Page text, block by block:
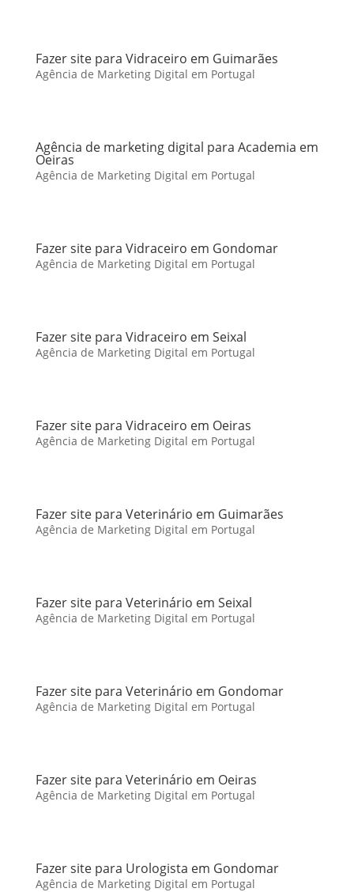
Fazer site para Vidraceiro em Guimarães
Agência de Marketing Digital em Portugal
Agência de marketing digital para Academia em
Oeiras
Agência de Marketing Digital em Portugal
Fazer site para Vidraceiro em Gondomar
Agência de Marketing Digital em Portugal
Fazer site para Vidraceiro em Seixal
Agência de Marketing Digital em Portugal
Fazer site para Vidraceiro em Oeiras
Agência de Marketing Digital em Portugal
Fazer site para Veterinário em Guimarães
Agência de Marketing Digital em Portugal
Fazer site para Veterinário em Seixal
Agência de Marketing Digital em Portugal
Fazer site para Veterinário em Gondomar
Agência de Marketing Digital em Portugal
Fazer site para Veterinário em Oeiras
Agência de Marketing Digital em Portugal
Fazer site para Urologista em Gondomar
Agência de Marketing Digital em Portugal